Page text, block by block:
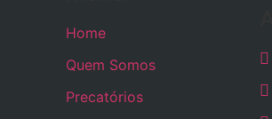
Home
Quem Somos
Precatórios